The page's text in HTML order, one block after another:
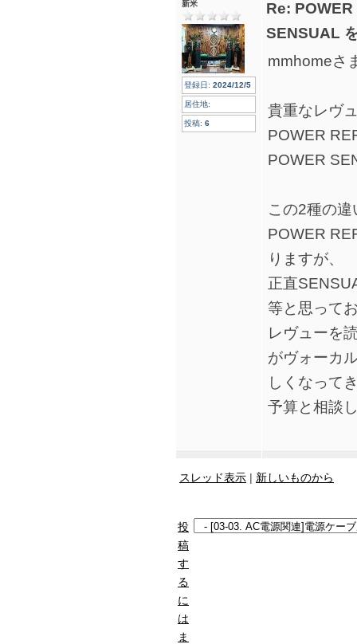
新米
登録日: 2024/12/5
居住地:
投稿: 6
Re:
SENSUAL
mmhomeさ
貴重なレヴ
POWER
POWER
この2種の
POWER
りますが、
正直
等と思って
レヴューを
がヴォーカ
しくなって
予算と相談
スレッド表示 | 新しいものから
投
稿
す
る
に
は
ま